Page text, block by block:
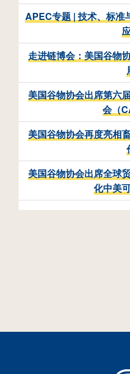
APEC专题 | 技术、标准
走进链博会：美国谷物
美国谷物协会出席第六
会（
美国谷物协会再度亮相
美国谷物协会出席全球
化中美